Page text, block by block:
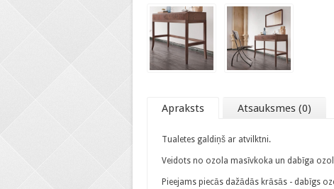
Apraksts Atsauksmes (0)
Tualetes galdiņš ar atvilktni.
Veidots no ozola masīvkoka un dabīga
Pieejams piecās dažādās krāsās - dabīgs